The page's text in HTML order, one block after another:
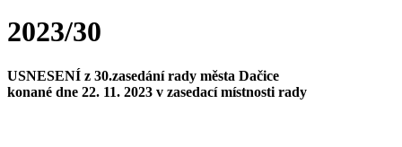
2023/30
USNESENÍ z 30.zasedání rady města Dačice
konané dne 22. 11. 2023 v zasedací místnosti rady